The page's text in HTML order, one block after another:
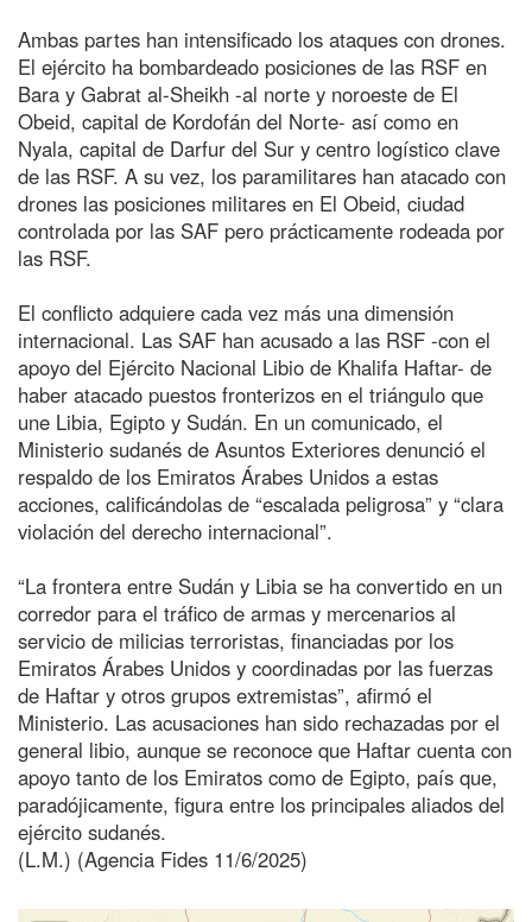
Ambas partes han intensificado los ataques con drones.
El ejército ha bombardeado posiciones de las RSF en
Bara y Gabrat al-Sheikh -al norte y noroeste de El
Obeid, capital de Kordofán del Norte- así como en
Nyala, capital de Darfur del Sur y centro logístico clave
de las RSF. A su vez, los paramilitares han atacado con
drones las posiciones militares en El Obeid, ciudad
controlada por las SAF pero prácticamente rodeada por
las RSF.
El conflicto adquiere cada vez más una dimensión
internacional. Las SAF han acusado a las RSF -con el
apoyo del Ejército Nacional Libio de Khalifa Haftar- de
haber atacado puestos fronterizos en el triángulo que
une Libia, Egipto y Sudán. En un comunicado, el
Ministerio sudanés de Asuntos Exteriores denunció el
respaldo de los Emiratos Árabes Unidos a estas
acciones, calificándolas de “escalada peligrosa” y “clara
violación del derecho internacional”.
“La frontera entre Sudán y Libia se ha convertido en un
corredor para el tráfico de armas y mercenarios al
servicio de milicias terroristas, financiadas por los
Emiratos Árabes Unidos y coordinadas por las fuerzas
de Haftar y otros grupos extremistas”, afirmó el
Ministerio. Las acusaciones han sido rechazadas por el
general libio, aunque se reconoce que Haftar cuenta con
apoyo tanto de los Emiratos como de Egipto, país que,
paradójicamente, figura entre los principales aliados del
ejército sudanés.
(L.M.) (Agencia Fides 11/6/2025)